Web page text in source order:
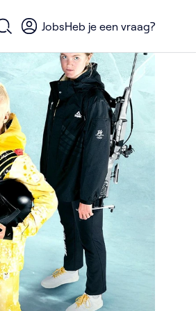
Open zoekformulier
JobsHeb je een vraag?